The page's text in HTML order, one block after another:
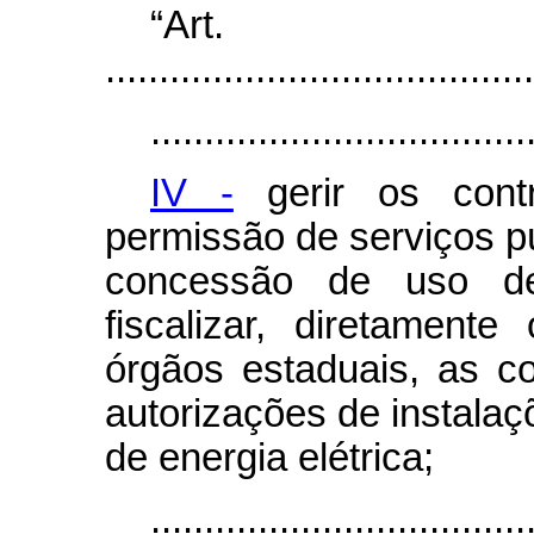
IV - gerir os
permissão de serviços
concessão de uso
fiscalizar,
órgãos estaduais, as
autorizações de
de energia elétrica;